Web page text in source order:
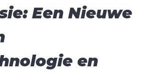
Een Nieuwe
en